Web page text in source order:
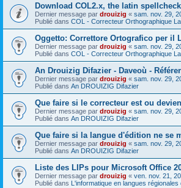
Download COL2.x, the latin
Dernier message par drouizig « sam. nov. 29,
Publié dans COL - Correcteur Orthographique
Oggetto: Correttore Ortografico per il
Dernier message par drouizig « sam. nov. 29,
Publié dans COL - Correcteur Orthographique
An Drouizig Difazier - Daveoù -
Dernier message par drouizig « sam. nov. 29,
Publié dans An DROUIZIG Difazier
Que faire si le correcteur est ou
Dernier message par drouizig « sam. nov. 29,
Publié dans An DROUIZIG Difazier
Que faire si la langue d'édition ne se
Dernier message par drouizig « sam. nov. 29,
Publié dans An DROUIZIG Difazier
Liste des LIPs pour Microsoft Office
Dernier message par drouizig « ven. nov. 21,
Publié dans L'informatique en langues régionales